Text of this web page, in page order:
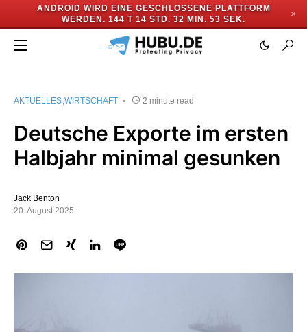
ANDROID WIRD EINE GESCHLOSSENE PLATTFORM
WERDEN. 144 T 14 STD. 32 MIN. 52 SEK.
✕
AKTUELLES WIRTSCHAFT 2 minute read
Deutsche Exporte im ersten
Halbjahr minimal gesunken
Jack Benton
20. August 2025